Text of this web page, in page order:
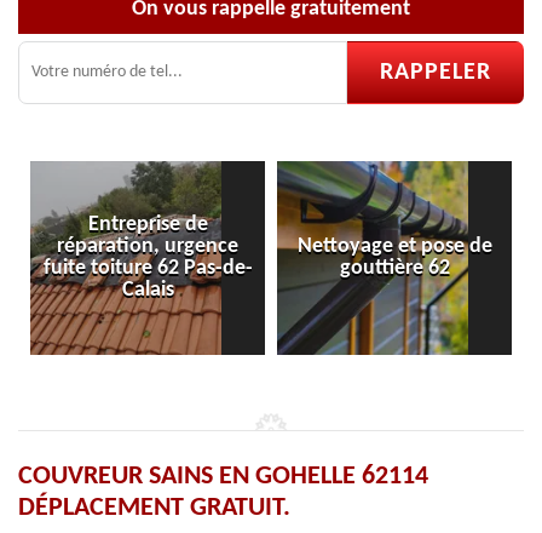
On vous rappelle gratuitement
de
urgence
62 Pas-de-
Calais
Nettoyage et pose de
gouttière 62
Pose et
COUVREUR SAINS EN GOHELLE 62114
DÉPLACEMENT GRATUIT.